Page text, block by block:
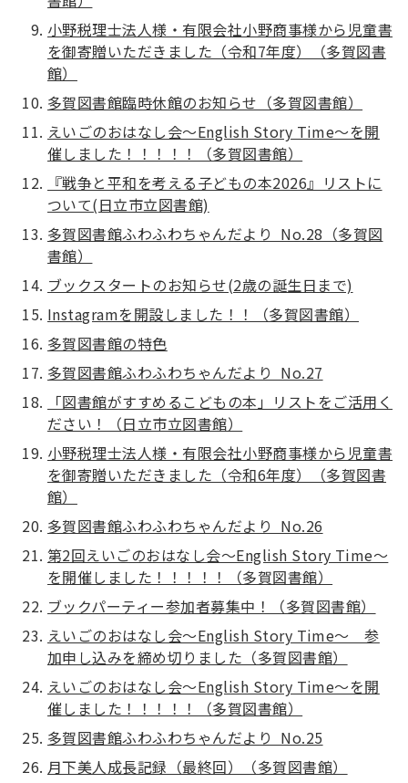
小野税理士法人様・有限会社小野商事様から児童書
を御寄贈いただきました（令和7年度）（多賀図書
館）
多賀図書館臨時休館のお知らせ（多賀図書館）
えいごのおはなし会～English Story Time～を開
催しました！！！！！（多賀図書館）
『戦争と平和を考える子どもの本2026』リストに
ついて(日立市立図書館)
多賀図書館ふわふわちゃんだより No.28（多賀図
書館）
ブックスタートのお知らせ(2歳の誕生日まで)
Instagramを開設しました！！（多賀図書館）
多賀図書館の特色
多賀図書館ふわふわちゃんだより No.27
「図書館がすすめるこどもの本」リストをご活用く
ださい！（日立市立図書館）
小野税理士法人様・有限会社小野商事様から児童書
を御寄贈いただきました（令和6年度）（多賀図書
館）
多賀図書館ふわふわちゃんだより No.26
第2回えいごのおはなし会～English Story Time～
を開催しました！！！！！（多賀図書館）
ブックパーティー参加者募集中！（多賀図書館）
えいごのおはなし会～English Story Time～ 参
加申し込みを締め切りました（多賀図書館）
えいごのおはなし会～English Story Time～を開
催しました！！！！！（多賀図書館）
多賀図書館ふわふわちゃんだより No.25
月下美人成長記録（最終回）（多賀図書館）